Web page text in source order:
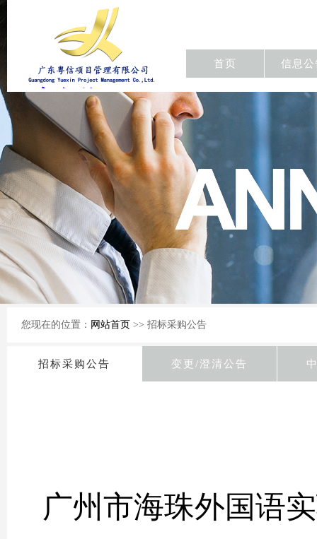
东粤信项目
管理有限公
司/
首页 信息公
您现在的位置： 网站首页 >> 招标采购公告
招标采购公告 变更/澄清公告
广州市海珠外国语